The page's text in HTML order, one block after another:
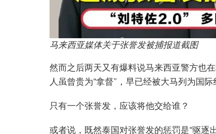
马来西亚媒体关于张誉发被捕报道截图
然而之后两天又有爆料说马来西亚警方也
人虽曾贵为“拿督”，早已经被大马列为国际
只有一个张誉发，应该将他交给谁？
或者说，既然泰国对张誉发的惩罚是“驱逐